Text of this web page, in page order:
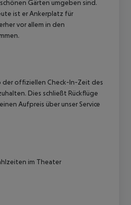
Gärten umgeben sind.
ist er Ankerplatz für
vor allem in den
der offiziellen Check-In-Zeit des
Dies schließt Rückflüge
Aufpreis über unser Service
im Theater